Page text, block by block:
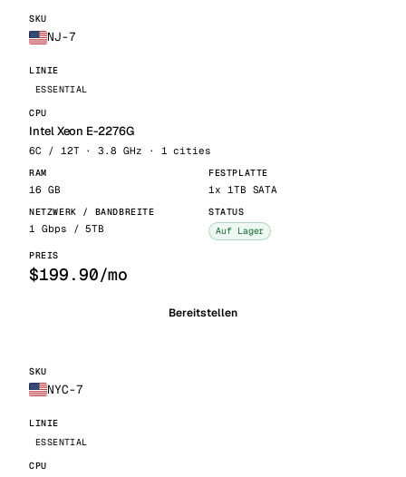
NJ-7
ESSENTIAL
Intel Xeon E-2276G
6C / 12T · 3.8 GHz · 1 cities
16 GB 1x 1TB SATA
1 Gbps / 5TB Auf Lager
$199.90/mo
Bereitstellen
NYC-7
ESSENTIAL